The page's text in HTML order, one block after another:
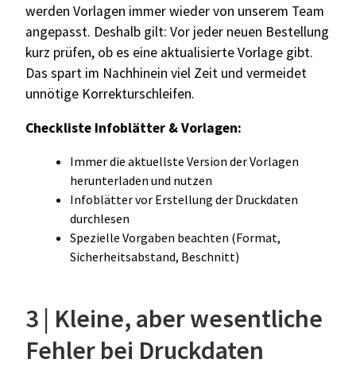
werden Vorlagen immer wieder von unserem Team
angepasst. Deshalb gilt: Vor jeder neuen Bestellung
kurz prüfen, ob es eine aktualisierte Vorlage gibt.
Das spart im Nachhinein viel Zeit und vermeidet
unnötige Korrekturschleifen.
Checkliste Infoblätter & Vorlagen:
Immer die aktuellste Version der Vorlagen
herunterladen und nutzen
Infoblätter vor Erstellung der Druckdaten
durchlesen
Spezielle Vorgaben beachten (Format,
Sicherheitsabstand, Beschnitt)
3 | Kleine, aber wesentliche
Fehler bei Druckdaten